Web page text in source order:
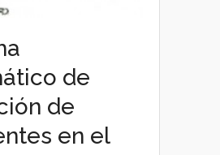
de
de
en el